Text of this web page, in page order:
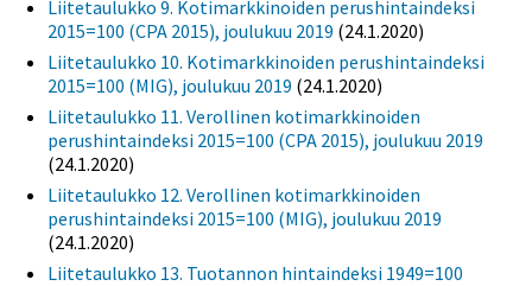
Liitetaulukko 9. Kotimarkkinoiden perushintaindeksi
2015=100 (CPA 2015), joulukuu 2019 (24.1.2020)
Liitetaulukko 10. Kotimarkkinoiden perushintaindeksi
2015=100 (MIG), joulukuu 2019 (24.1.2020)
Liitetaulukko 11. Verollinen kotimarkkinoiden
perushintaindeksi 2015=100 (CPA 2015), joulukuu 2019
(24.1.2020)
Liitetaulukko 12. Verollinen kotimarkkinoiden
perushintaindeksi 2015=100 (MIG), joulukuu 2019
(24.1.2020)
Liitetaulukko 13. Tuotannon hintaindeksi 1949=100